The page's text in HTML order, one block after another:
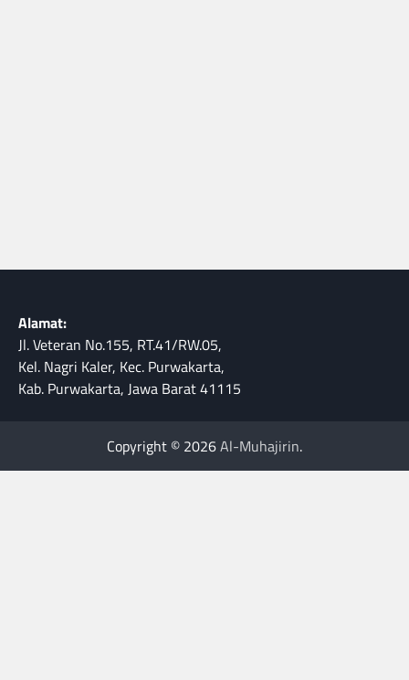
Alamat:
Jl. Veteran No.155, RT.41/RW.05,
Kel. Nagri Kaler, Kec. Purwakarta,
Kab. Purwakarta, Jawa Barat 41115
Copyright © 2026Al-Muhajirin.